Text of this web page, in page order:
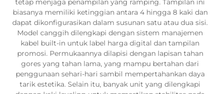
tetap menjaga penampilan yang ramping. Tampilan ini
biasanya memiliki ketinggian antara 4 hingga 8 kaki dan
dapat dikonfigurasikan dalam susunan satu atau dua sisi.
Model canggih dilengkapi dengan sistem manajemen
kabel built-in untuk label harga digital dan tampilan
promosi. Permukaannya dilapisi dengan lapisan tahan
gores yang tahan lama, yang mampu bertahan dari
penggunaan sehari-hari sambil mempertahankan daya
tarik estetika. Selain itu, banyak unit yang dilengkapi